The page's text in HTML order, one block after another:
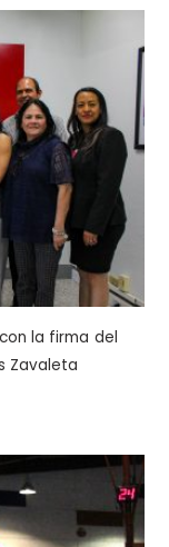
la firma del
Zavaleta